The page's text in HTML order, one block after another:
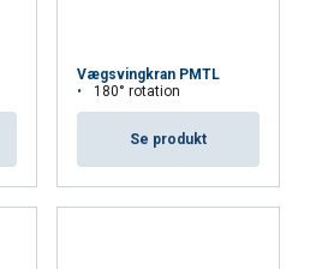
Vægsvingkran PMTL
180° rotation
Se produkt